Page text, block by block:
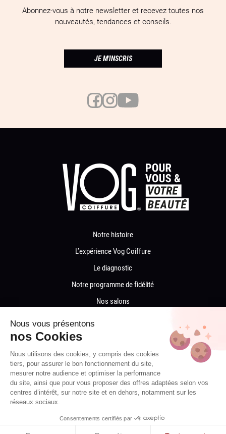
Abonnez-vous à notre newsletter et recevez toutes nos
nouveautés, tendances et conseils.
JE M'INSCRIS
Notre histoire
L’expérience Vog Coiffure
Le diagnostic
Notre programme de fidélité
Nos salons
Nos salons de coiffure par département
Devenir franchisé
Contactez-nous
Mentions légales
Politique de confidentialité
Nous vous présentons
nos Cookies
Nous utilisons des cookies, y compris des cookies
tiers, pour assurer le bon fonctionnement du site,
mesurer notre audience et optimiser la performance
du site, ainsi que pour vous proposer des offres adaptées selon vos
centres d’intérêt, sur notre site et en dehors, notamment sur les
réseaux sociaux.
Consentements certifiés par